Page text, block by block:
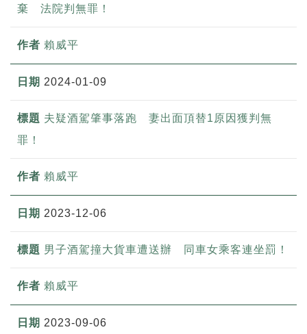
棄 法院判無罪！
賴威平
2024-01-09
夫疑酒駕肇事落跑 妻出面頂替1原因獲判無
罪！
賴威平
2023-12-06
男子酒駕撞大貨車遭送辦 同車女乘客連坐罰！
賴威平
2023-09-06